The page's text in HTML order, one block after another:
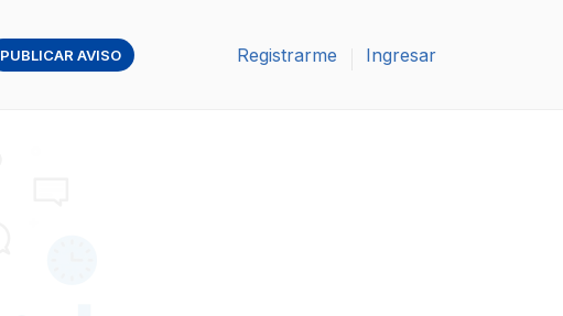
PUBLICAR AVISO Registrarme Ingresar